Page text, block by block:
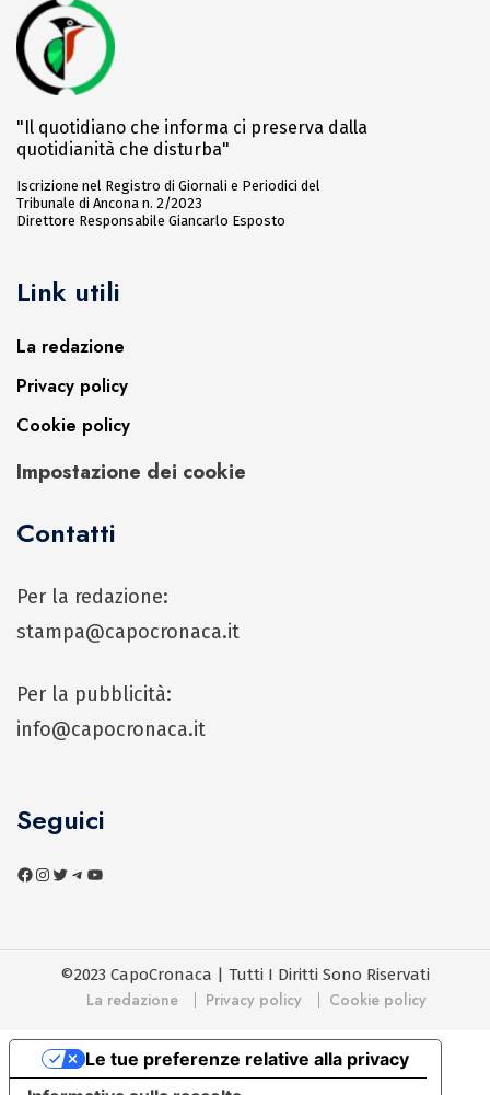
"Il quotidiano che informa ci preserva dalla
quotidianità che disturba"
Iscrizione nel Registro di Giornali e Periodici del
Tribunale di Ancona n. 2/2023
Direttore Responsabile Giancarlo Esposto
Link utili
La redazione
Privacy policy
Cookie policy
Impostazione dei cookie
Contatti
Per la redazione:
stampa@capocronaca.it
Per la pubblicità:
info@capocronaca.it
Seguici
©2023 CapoCronaca | Tutti I Diritti Sono Riservati
La redazione Privacy policy Cookie policy
Le tue preferenze relative alla privacy